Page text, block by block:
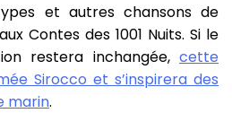
et autres chansons de
Contes des 1001 Nuits. Si le
restera inchangée, cette
Sirocco et s’inspirera des
marin.